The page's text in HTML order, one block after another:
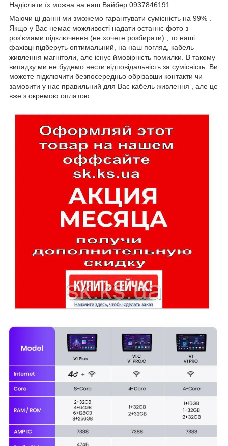
Надіслати їх можна на наш Вайбер 0937846191
Маючи ці данні ми зможемо гарантувати сумісність на 99% .
Якщо у Вас немає можливості надати останнє фото з
роз'ємами підключення (не хочете розбирати) , то наші
фахівці підберуть оптимальний, на наш погляд, кабель
живлення магнітоли, але існує ймовірність помилки. В такому
випадку ми не будемо нести відповідальність за сумісність. Ви
можете підключити безпосередньо обрізавши контакти чи
замовити у нас правильний для Вас кабель живлення , але це
вже з окремою оплатою.